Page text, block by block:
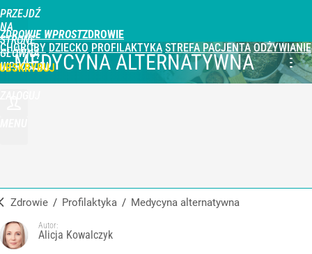
PRZEJDŹ
NA
STRONĘ
GŁÓWNĄ
WPROST.PL
ZDROWIE WPROST
CHOROBY DZIECKO PROFILAKTYKA STREFA PACJENTA ODŻYWIANIE
MEDYCYNA ALTERNATYWNA
Zdrowie / Profilaktyka / Medycyna alternatywna
Autor:
Alicja Kowalczyk